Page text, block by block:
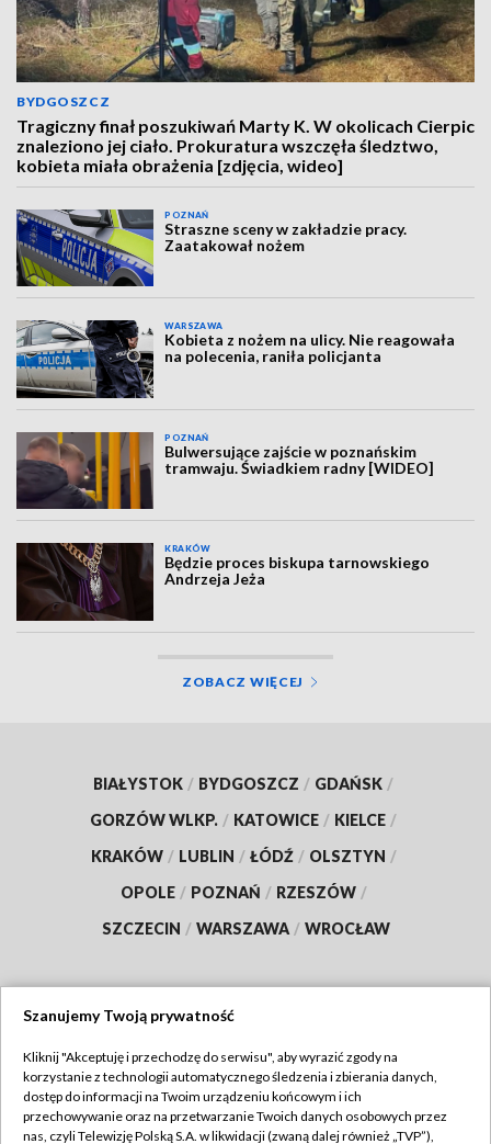
BYDGOSZCZ
Tragiczny finał poszukiwań Marty K. W okolicach Cierpic
znaleziono jej ciało. Prokuratura wszczęła śledztwo,
kobieta miała obrażenia [zdjęcia, wideo]
POZNAŃ
Straszne sceny w zakładzie pracy.
Zaatakował nożem
WARSZAWA
Kobieta z nożem na ulicy. Nie reagowała
na polecenia, raniła policjanta
POZNAŃ
Bulwersujące zajście w poznańskim
tramwaju. Świadkiem radny [WIDEO]
KRAKÓW
Będzie proces biskupa tarnowskiego
Andrzeja Jeża
ZOBACZ WIĘCEJ
BIAŁYSTOK / BYDGOSZCZ / GDAŃSK /
GORZÓW WLKP. / KATOWICE / KIELCE /
KRAKÓW / LUBLIN / ŁÓDŹ / OLSZTYN /
OPOLE / POZNAŃ / RZESZÓW /
SZCZECIN / WARSZAWA / WROCŁAW
TVP
Abonament TVP
Regulamin TVP
Szanujemy Twoją prywatność
Kliknij "Akceptuję i przechodzę do serwisu", aby wyrazić zgody na
korzystanie z technologii automatycznego śledzenia i zbierania danych,
dostęp do informacji na Twoim urządzeniu końcowym i ich
przechowywanie oraz na przetwarzanie Twoich danych osobowych przez
nas, czyli Telewizję Polską S.A. w likwidacji (zwaną dalej również „TVP”),